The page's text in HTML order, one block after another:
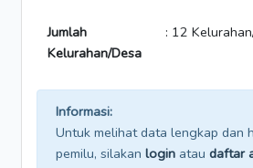
Jumlah
Kelurahan/Desa
: 12
Informasi:
Untuk melihat data lengkap dan
pemilu, silakan login atau daftar